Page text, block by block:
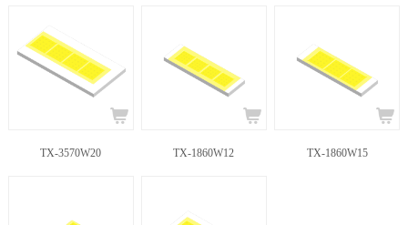
TX-3570W20 TX-1860W12 TX-1860W15